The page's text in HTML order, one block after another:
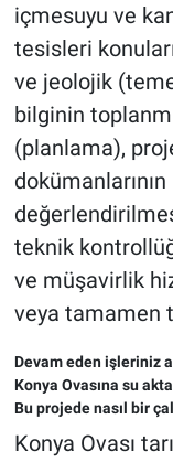
içmesuyu ve
tesisleri
ve jeolojik
bilginin
(planlama),
dokümanlarının
teknik
ve müşavirlik
veya tamamen
Devam eden işleriniz
Konya Ovasına su
Bu projede nasıl bir
Konya Ovası